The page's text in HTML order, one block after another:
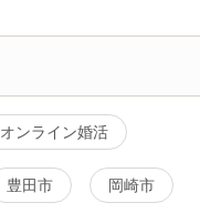
オンライン婚活
豊田市 岡崎市